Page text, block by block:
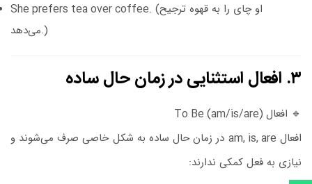
She prefers tea over coffee. (او چای را به قهوه ترجیح
می‌دهد.)
۳. افعال استثنایی در زمان حال ساده
🔹 افعال To Be (am/is/are)
افعال am, is, are در زمان حال ساده به شکل خاصی صرف می‌شوند و
نیازی به فعل کمکی ندارند: